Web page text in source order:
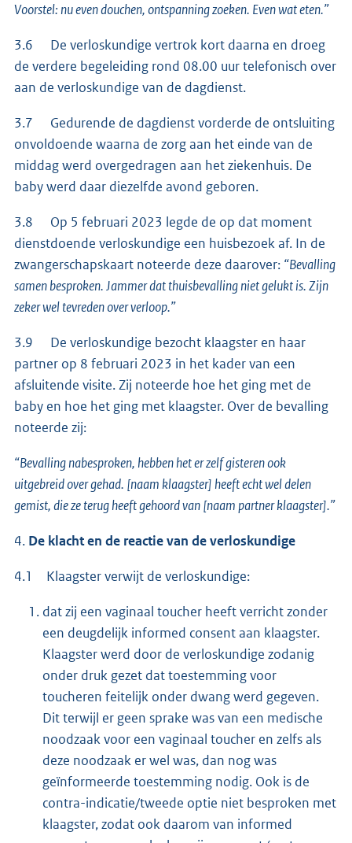
Voorstel: nu even douchen, ontspanning zoeken. Even wat eten.”
3.6 De verloskundige vertrok kort daarna en droeg
de verdere begeleiding rond 08.00 uur telefonisch over
aan de verloskundige van de dagdienst.
3.7 Gedurende de dagdienst vorderde de ontsluiting
onvoldoende waarna de zorg aan het einde van de
middag werd overgedragen aan het ziekenhuis. De
baby werd daar diezelfde avond geboren.
3.8 Op 5 februari 2023 legde de op dat moment
dienstdoende verloskundige een huisbezoek af. In de
zwangerschapskaart noteerde deze daarover: “Bevalling
samen besproken. Jammer dat thuisbevalling niet gelukt is. Zijn
zeker wel tevreden over verloop.”
3.9 De verloskundige bezocht klaagster en haar
partner op 8 februari 2023 in het kader van een
afsluitende visite. Zij noteerde hoe het ging met de
baby en hoe het ging met klaagster. Over de bevalling
noteerde zij:
“Bevalling nabesproken, hebben het er zelf gisteren ook
uitgebreid over gehad. [naam klaagster] heeft echt wel delen
gemist, die ze terug heeft gehoord van [naam partner klaagster].”
4. De klacht en de reactie van de verloskundige
4.1 Klaagster verwijt de verloskundige:
dat zij een vaginaal toucher heeft verricht zonder
een deugdelijk informed consent aan klaagster.
Klaagster werd door de verloskundige zodanig
onder druk gezet dat toestemming voor
toucheren feitelijk onder dwang werd gegeven.
Dit terwijl er geen sprake was van een medische
noodzaak voor een vaginaal toucher en zelfs als
deze noodzaak er wel was, dan nog was
geïnformeerde toestemming nodig. Ook is de
contra-indicatie/tweede optie niet besproken met
klaagster, zodat ook daarom van informed